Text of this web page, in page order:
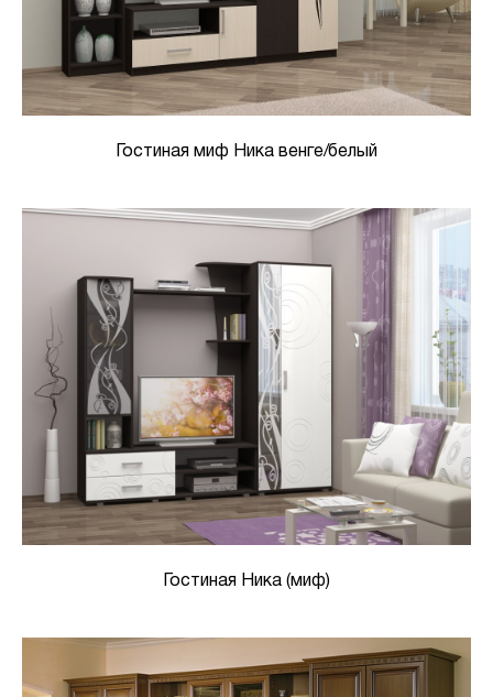
Гостиная миф Ника венге/белый
Гостиная Ника (миф)